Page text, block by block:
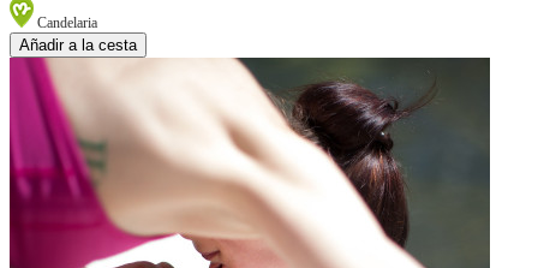
Candelaria
Añadir a la cesta